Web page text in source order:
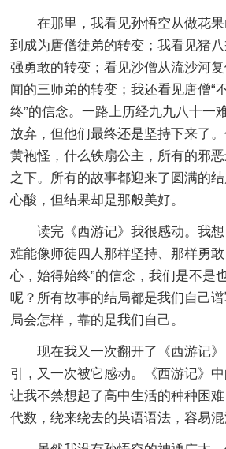
在那里，我看见孙悟空从做花
到成为唐僧徒弟的转变；我看见猪
强勇敢的转变；看见沙僧从流沙河
闻的三师弟的转变；我还看见唐僧“
终”的信念。一路上历经九九八十一
放弃，但他们最终还是坚持下来了
黄袍怪，什么铁扇公主，所有的邪
之下。所有的故事都迎来了圆满的
心酸，但结果却是那般美好。
读完《西游记》我很感动。我
难能像师徒四人那样坚持、那样勇
心，始得始终”的信念，我们是不是
呢？所有故事的结局都是我们自己
局会怎样，靠的是我们自己。
现在我又一次翻开了《西游记
引，又一次被它感动。《西游记》中
让我不禁想起了高中生活的种种困
代数，绕来绕去的英语语法，容易